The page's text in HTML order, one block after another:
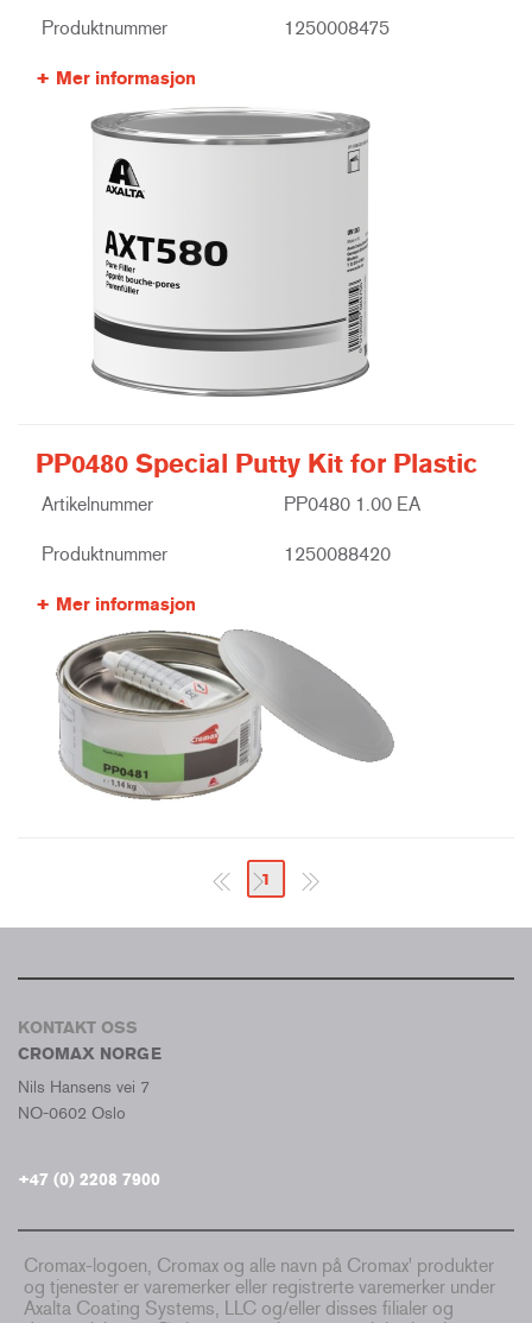
Produktnummer 1250008475
Mer informasjon
PP0480 Special Putty Kit for Plastic
Artikelnummer PP0480 1.00 EA
Produktnummer 1250088420
Mer informasjon
1
KONTAKT OSS
CROMAX NORGE
Nils Hansens vei 7
NO-0602 Oslo
+47 (0) 2208 7900
Cromax-logoen, Cromax og alle navn på Cromax' produkter
og tjenester er varemerker eller registrerte varemerker under
Axalta Coating Systems, LLC og/eller disses filialer og